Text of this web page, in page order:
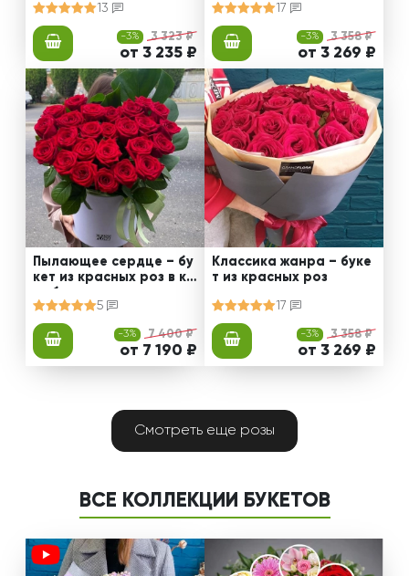
13
-3% 3 323 ₽
от 3 235 ₽
17
-3% 3 358 ₽
от 3 269 ₽
Пылающее сердце – бу
кет из красных роз в ко
робке
5
-3% 7 400 ₽
от 7 190 ₽
Классика жанра – буке
т из красных роз
17
-3% 3 358 ₽
от 3 269 ₽
Смотреть еще розы
ВСЕ КОЛЛЕКЦИИ БУКЕТОВ